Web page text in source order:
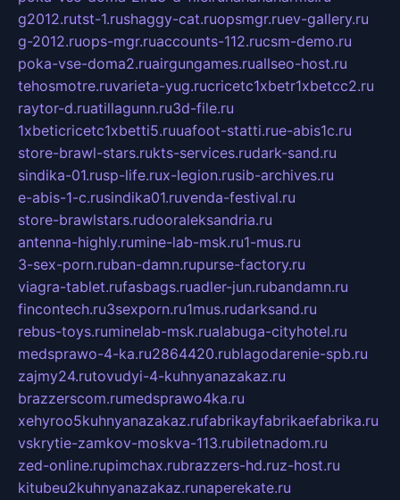
g2012.rutst-1.rushaggy-cat.ruopsmgr.ruev-gallery.ru
g-2012.ruops-mgr.ruaccounts-112.rucsm-demo.ru
poka-vse-doma2.ruairgungames.ruallseo-host.ru
tehosmotre.ruvarieta-yug.rucricetc1xbetr1xbetcc2.ru
raytor-d.ruatillagunn.ru3d-file.ru
1xbeticricetc1xbetti5.ruuafoot-statti.rue-abis1c.ru
store-brawl-stars.rukts-services.rudark-sand.ru
sindika-01.rusp-life.rux-legion.rusib-archives.ru
e-abis-1-c.rusindika01.ruvenda-festival.ru
store-brawlstars.rudooraleksandria.ru
antenna-highly.rumine-lab-msk.ru1-mus.ru
3-sex-porn.ruban-damn.rupurse-factory.ru
viagra-tablet.rufasbags.ruadler-jun.rubandamn.ru
fincontech.ru3sexporn.ru1mus.rudarksand.ru
rebus-toys.ruminelab-msk.rualabuga-cityhotel.ru
medsprawo-4-ka.ru2864420.rublagodarenie-spb.ru
zajmy24.rutovudyi-4-kuhnyanazakaz.ru
brazzerscom.rumedsprawo4ka.ru
xehyroo5kuhnyanazakaz.rufabrikayfabrikaefabrika.ru
vskrytie-zamkov-moskva-113.rubiletnadom.ru
zed-online.rupimchax.rubrazzers-hd.ruz-host.ru
kitubeu2kuhnyanazakaz.runaperekate.ru